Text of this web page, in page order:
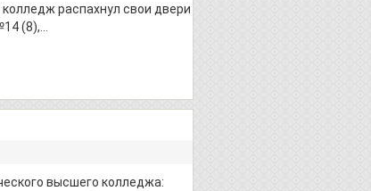
распахнул свои двери
(8),…
высшего колледжа: